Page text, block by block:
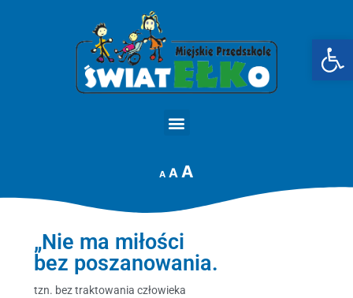
A A A
„Nie ma miłości
bez poszanowania.
tzn. bez traktowania człowieka